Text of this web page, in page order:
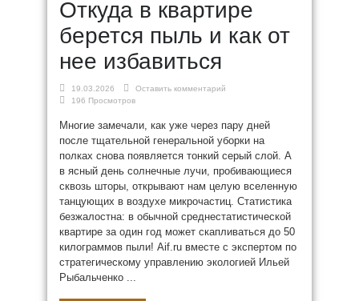
Откуда в квартире
берется пыль и как от
нее избавиться
19.03.2026
Оставить комментарий
196 Просмотров
Многие замечали, как уже через пару дней
после тщательной генеральной уборки на
полках снова появляется тонкий серый слой. А
в ясный день солнечные лучи, пробивающиеся
сквозь шторы, открывают нам целую вселенную
танцующих в воздухе микрочастиц. Статистика
безжалостна: в обычной среднестатистической
квартире за один год может скапливаться до 50
килограммов пыли! Aif.ru вместе с экспертом по
стратегическому управлению экологией Ильей
Рыбальченко ...